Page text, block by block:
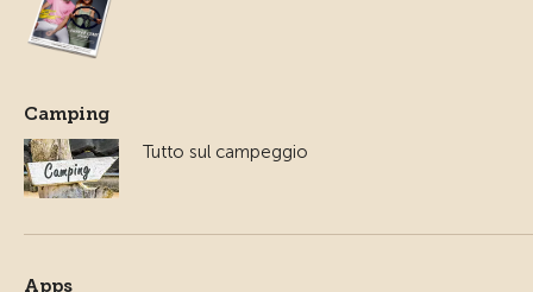
Camping
Tutto sul campeggio
Apps